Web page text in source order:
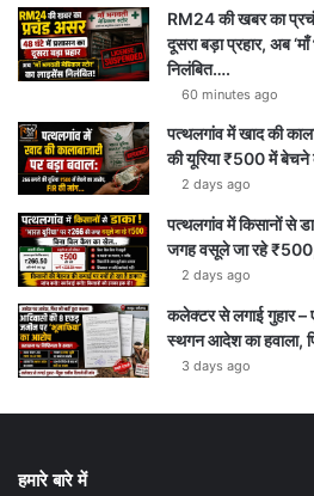
RM24 की खबर का
दूसरा बड़ा प्रहार, अब
निलंबित….
60 minutes ago
पत्थलगांव में खाद की
की यूरिया ₹500 में बेचने
2 days ago
पत्थलगांव में किसानों से
जगह वसूले जा रहे
2 days ago
कलेक्टर से लगाई गुहार –
स्थगन आदेश का हवाला,
3 days ago
हमारे बारे में